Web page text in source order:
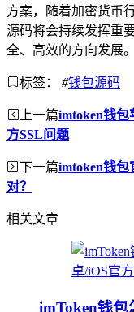
方案，随着加密货币
源码将会持续发挥重
全、高效的方向发展。
标签： #钱包源码
上一篇imtoken钱包
方SSL问题
下一篇imtoken钱包
对？
相关文章
imToken钱包